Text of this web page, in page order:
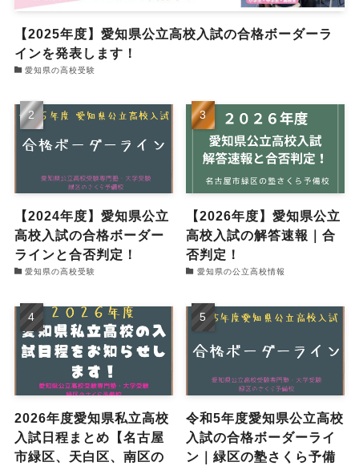
【2025年度】愛知県公立高校入試の合格ボーダーラ
インを発表します！
愛知県の高校受験
【2024年度】愛知県公立
高校入試の合格ボーダー
ラインと合否判定！
愛知県の高校受験
【2026年度】愛知県公立
高校入試の解答速報｜合
否判定！
愛知県の公立高校情報
2026年度愛知県私立高校
入試日程まとめ【名古屋
市緑区、天白区、南区の
令和5年度愛知県公立高校
入試の合格ボーダーライ
ン｜緑区の塾さくら予備